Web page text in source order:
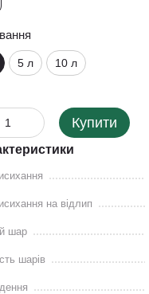
5 л 10 л
Купити
на відлип
шар
шарів